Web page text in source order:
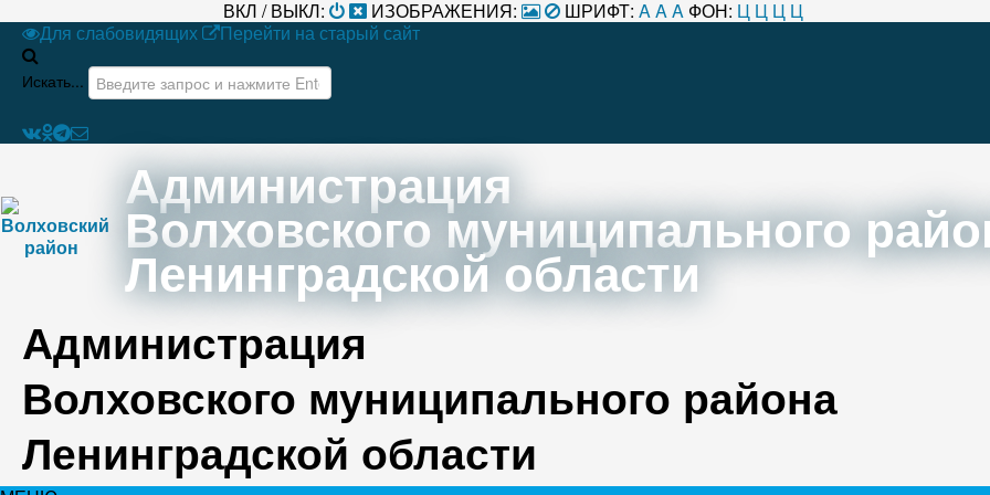
ВКЛ / ВЫКЛ: ИЗОБРАЖЕНИЯ: ШРИФТ: AAA ФОН: Ц Ц Ц Ц
Для слабовидящих
Перейти на старый сайт
Искать...
Администрация
Волховского муниципального
Ленинградской области
Администрация
Волховского муниципального района
Ленинградской области